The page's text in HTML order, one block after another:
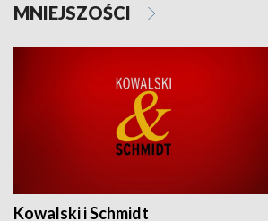
MNIEJSZOŚCI
Kowalski i Schmidt